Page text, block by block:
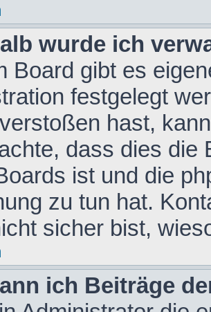
wurde ich
Board gibt es
festgelegt
hast,
dass dies die
ist und die
zu tun hat.
sicher bist,
ich Beiträge